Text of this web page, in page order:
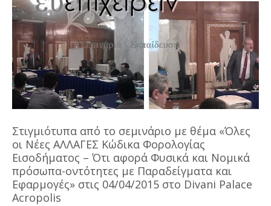
Στιγμιότυπα από το σεμινάριο με θέμα «Όλες
οι Νέες ΑΛΛΑΓΕΣ Κώδικα Φορολογίας
Εισοδήματος – Ότι αφορά Φυσικά και Νομικά
πρόσωπα-οντότητες με Παραδείγματα και
Εφαρμογές» στις 04/04/2015 στο Divani Palace
Acropolis